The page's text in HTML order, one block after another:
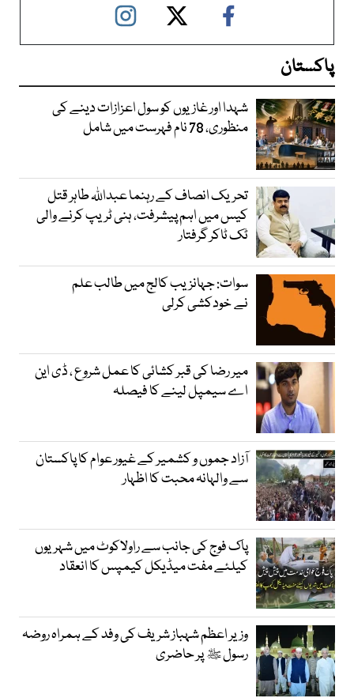
پاکستان
شہدا اور غازیوں کو سول اعزازات دینے کی
منظوری، 78 نام فہرست میں شامل
تحریک انصاف کے رہنما عبداللہ طاہر قتل
کیس میں اہم پیشرفت، ہنی ٹریپ کرنے والی
ٹک ٹاکر گرفتار
سوات: جہانزیب کالج میں طالب علم
نے خودکشی کرلی
میر رضا کی قبر کشائی کا عمل شروع ، ڈی این
اے سیمپل لینے کا فیصلہ
آزاد جموں و کشمیر کے غیور عوام کا پاکستان
سے والہانہ محبت کا اظہار
پاک فوج کی جانب سے راولاکوٹ میں شہریوں
کیلئے مفت میڈیکل کیمپس کا انعقاد
وزیر اعظم شہباز شریف کی وفد کے ہمراہ روضہ
رسول ﷺ پر حاضری